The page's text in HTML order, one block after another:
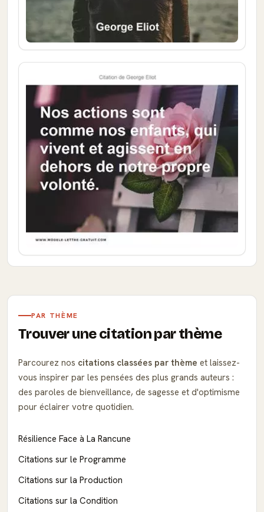
PAR THÈME
Trouver une citation par thème
Parcourez nos citations classées par thème et laissez-
vous inspirer par les pensées des plus grands auteurs :
des paroles de bienveillance, de sagesse et d'optimisme
pour éclairer votre quotidien.
Résilience Face à La Rancune
Citations sur le Programme
Citations sur la Production
Citations sur la Condition